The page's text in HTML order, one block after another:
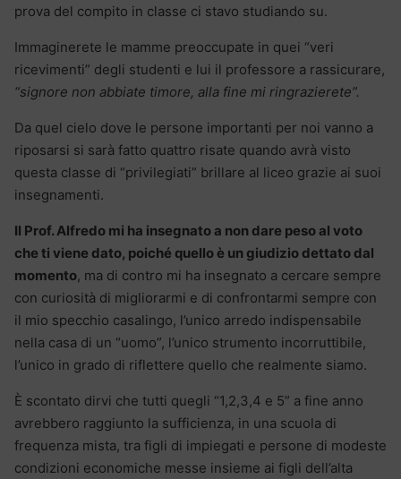
prova del compito in classe ci stavo studiando su.
Immaginerete le mamme preoccupate in quei “veri
ricevimenti” degli studenti e lui il professore a rassicurare,
“signore non abbiate timore, alla fine mi ringrazierete”.
Da quel cielo dove le persone importanti per noi vanno a
riposarsi si sarà fatto quattro risate quando avrà visto
questa classe di “privilegiati” brillare al liceo grazie ai suoi
insegnamenti.
Il Prof. Alfredo mi ha insegnato a non dare peso al voto
che ti viene dato, poiché quello è un giudizio dettato dal
momento, ma di contro mi ha insegnato a cercare sempre
con curiosità di migliorarmi e di confrontarmi sempre con
il mio specchio casalingo, l’unico arredo indispensabile
nella casa di un “uomo”, l’unico strumento incorruttibile,
l’unico in grado di riflettere quello che realmente siamo.
È scontato dirvi che tutti quegli “1,2,3,4 e 5” a fine anno
avrebbero raggiunto la sufficienza, in una scuola di
frequenza mista, tra figli di impiegati e persone di modeste
condizioni economiche messe insieme ai figli dell’alta